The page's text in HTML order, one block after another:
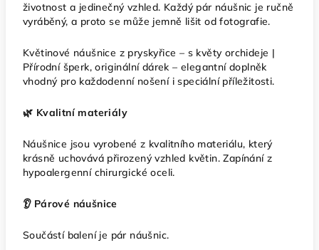
životnost a jedinečný vzhled. Každý pár náušnic je ručně
vyráběný, a proto se může jemně lišit od fotografie.
Květinové náušnice z pryskyřice – s květy orchideje |
Přírodní šperk, originální dárek – elegantní doplněk
vhodný pro každodenní nošení i speciální příležitosti.
🌿 Kvalitní materiály
Náušnice jsou vyrobené z kvalitního materiálu, který
krásně uchovává přirozený vzhled květin. Zapínání z
hypoalergenní chirurgické oceli.
👂 Párové náušnice
Součástí balení je pár náušnic.